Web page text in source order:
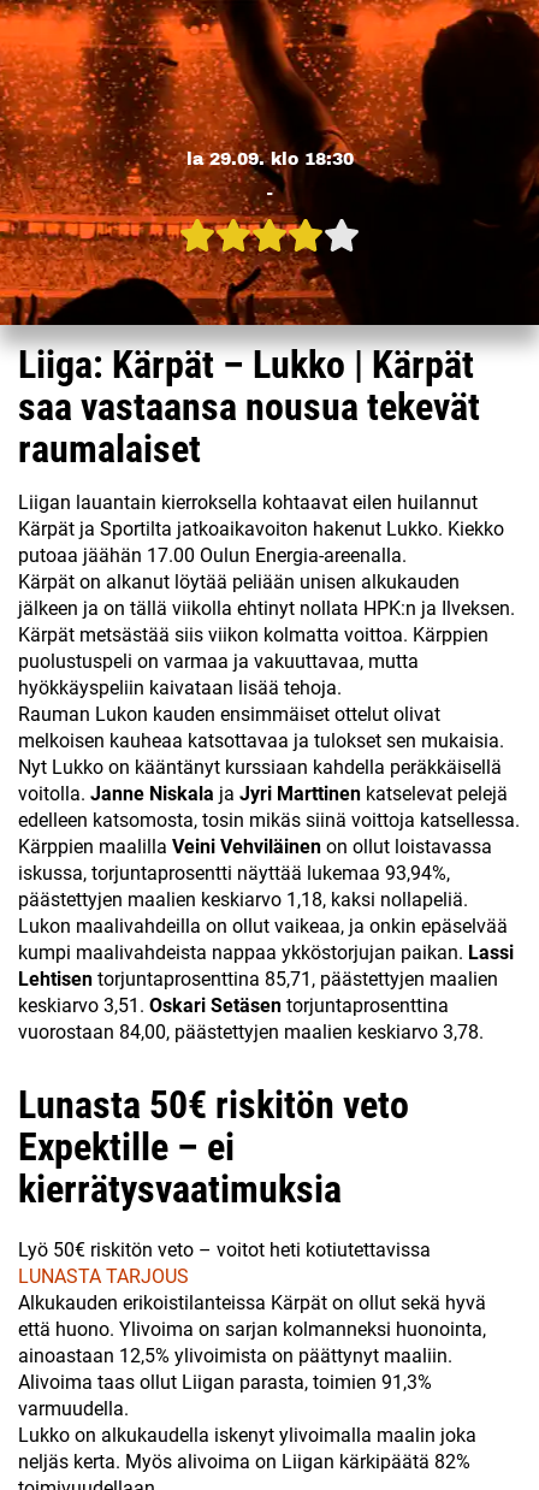
la 29.09. klo 18:30
-
Liiga: Kärpät – Lukko | Kärpät
saa vastaansa nousua tekevät
raumalaiset
Liigan lauantain kierroksella kohtaavat eilen huilannut
Kärpät ja Sportilta jatkoaikavoiton hakenut Lukko. Kiekko
putoaa jäähän 17.00 Oulun Energia-areenalla.
Kärpät on alkanut löytää peliään unisen alkukauden
jälkeen ja on tällä viikolla ehtinyt nollata HPK:n ja Ilveksen.
Kärpät metsästää siis viikon kolmatta voittoa. Kärppien
puolustuspeli on varmaa ja vakuuttavaa, mutta
hyökkäyspeliin kaivataan lisää tehoja.
Rauman Lukon kauden ensimmäiset ottelut olivat
melkoisen kauheaa katsottavaa ja tulokset sen mukaisia.
Nyt Lukko on kääntänyt kurssiaan kahdella peräkkäisellä
voitolla. Janne Niskala ja Jyri Marttinen katselevat pelejä
edelleen katsomosta, tosin mikäs siinä voittoja katsellessa.
Kärppien maalilla Veini Vehviläinen on ollut loistavassa
iskussa, torjuntaprosentti näyttää lukemaa 93,94%,
päästettyjen maalien keskiarvo 1,18, kaksi nollapeliä.
Lukon maalivahdeilla on ollut vaikeaa, ja onkin epäselvää
kumpi maalivahdeista nappaa ykköstorjujan paikan. Lassi
Lehtisen torjuntaprosenttina 85,71, päästettyjen maalien
keskiarvo 3,51. Oskari Setäsen torjuntaprosenttina
vuorostaan 84,00, päästettyjen maalien keskiarvo 3,78.
Lunasta 50€ riskitön veto
Expektille – ei
kierrätysvaatimuksia
Lyö 50€ riskitön veto – voitot heti kotiutettavissa
LUNASTA TARJOUS
Alkukauden erikoistilanteissa Kärpät on ollut sekä hyvä
että huono. Ylivoima on sarjan kolmanneksi huonointa,
ainoastaan 12,5% ylivoimista on päättynyt maaliin.
Alivoima taas ollut Liigan parasta, toimien 91,3%
varmuudella.
Lukko on alkukaudella iskenyt ylivoimalla maalin joka
neljäs kerta. Myös alivoima on Liigan kärkipäätä 82%